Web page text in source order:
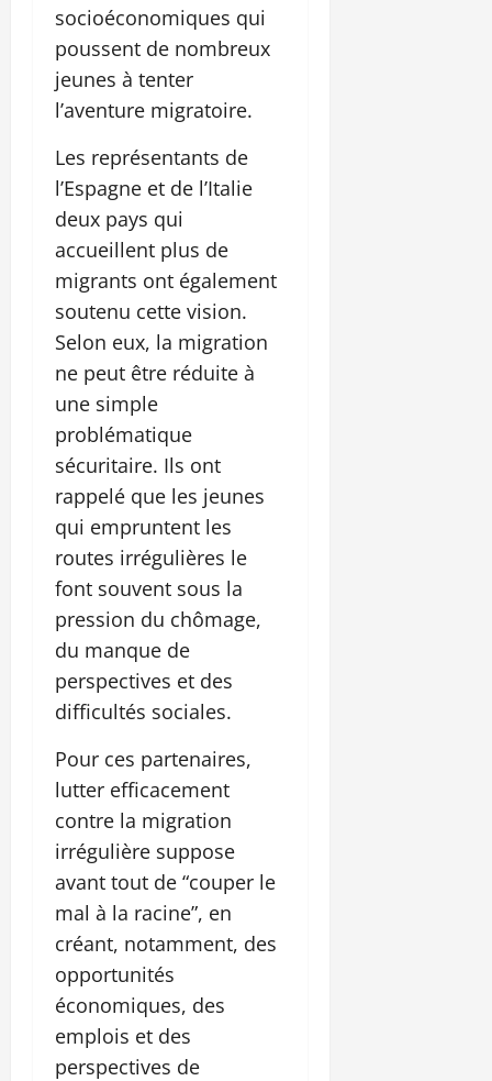
socioéconomiques qui
poussent de nombreux
jeunes à tenter
l’aventure migratoire.
Les représentants de
l’Espagne et de l’Italie
deux pays qui
accueillent plus de
migrants ont également
soutenu cette vision.
Selon eux, la migration
ne peut être réduite à
une simple
problématique
sécuritaire. Ils ont
rappelé que les jeunes
qui empruntent les
routes irrégulières le
font souvent sous la
pression du chômage,
du manque de
perspectives et des
difficultés sociales.
Pour ces partenaires,
lutter efficacement
contre la migration
irrégulière suppose
avant tout de “couper le
mal à la racine”, en
créant, notamment, des
opportunités
économiques, des
emplois et des
perspectives de